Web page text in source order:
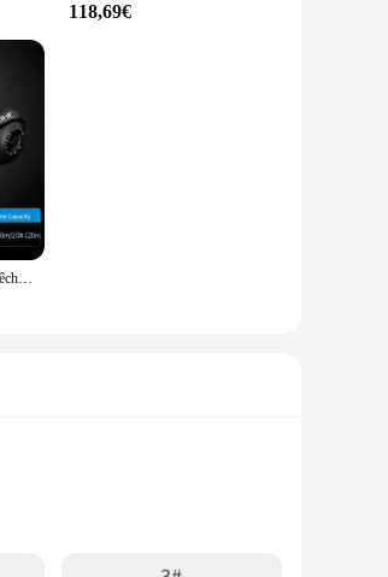
118,69€
LURESTAR – moulinet de pêche Baitcasting à AIR C9, avec Double bobine de 154g, corps en Fiber de carbone, 11 + 1BB, puissance de frein de 4kg, pour la truite